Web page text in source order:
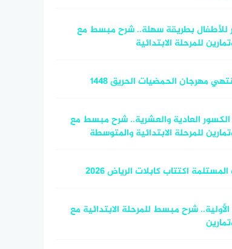
للأطفال بطريقة سهلة.. شرح مبسط مع
للمرحلة الابتدائية
مهرجان الحمضيات الحريق 1448
الكسور العادية والعشرية.. شرح مبسط مع
للمرحلة الابتدائية والمتوسطة
اكتتاب كابلات الرياض 2026
الأولية.. شرح مبسط للمرحلة الابتدائية مع